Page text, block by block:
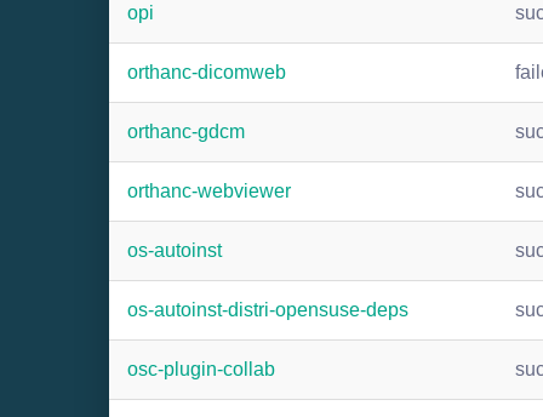
opi
orthanc-dicomweb
orthanc-gdcm
orthanc-webviewer
os-autoinst
os-autoinst-distri-opensuse-deps
osc-plugin-collab